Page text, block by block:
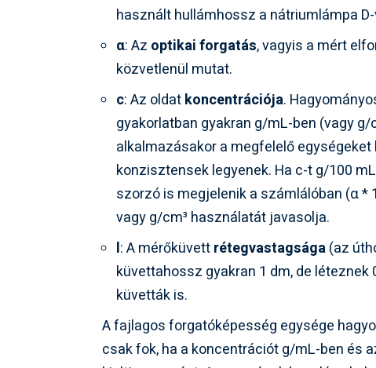
használt hullámhossz a nátriumlámpa
α: Az optikai forgatás, vagyis a mért
közvetlenül mutat.
c: Az oldatkoncentrációja.
gyakorlatban gyakran g/mL-ben (vagy
alkalmazásakor a megfelelő
konzisztensek legyenek. Ha c-t g/100
szorzó is megjelenik a számlálóban (α
vagy g/cm³ használatát javasolja.
l: A mérőküvettrétegvastagsága(az
küvettahossz gyakran 1 dm, de
küvetták is.
A fajlagos forgatóképesség egysége
csak fok, ha a koncentrációt g/mL-ben és